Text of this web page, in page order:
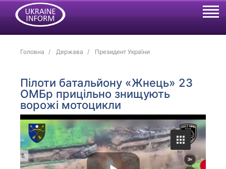
Головна Держава Президент України
Пілоти батальйону «Жнець» 23
ОМБр прицільно знищують
ворожі мотоцикли